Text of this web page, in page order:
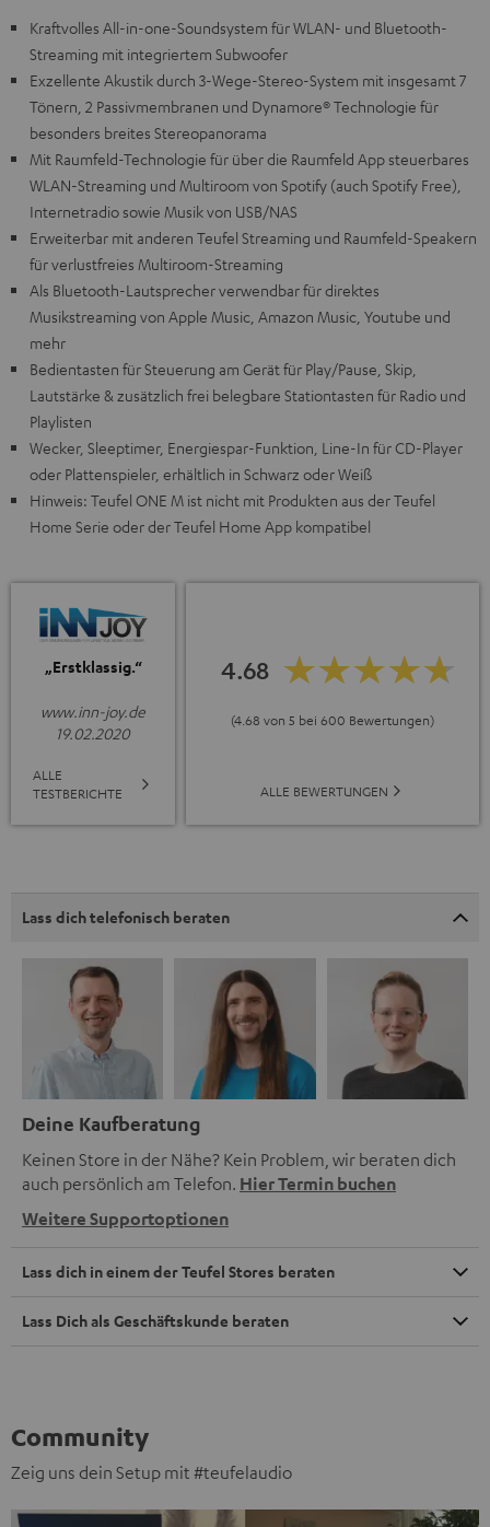
Kraftvolles All-in-one-Soundsystem für WLAN- und Bluetooth-
Streaming mit integriertem Subwoofer
Exzellente Akustik durch 3-Wege-Stereo-System mit insgesamt 7
Tönern, 2 Passivmembranen und Dynamore® Technologie für
besonders breites Stereopanorama
Mit Raumfeld-Technologie für über die Raumfeld App steuerbares
WLAN-Streaming und Multiroom von Spotify (auch Spotify Free),
Internetradio sowie Musik von USB/NAS
Erweiterbar mit anderen Teufel Streaming und Raumfeld-Speakern
für verlustfreies Multiroom-Streaming
Als Bluetooth-Lautsprecher verwendbar für direktes
Musikstreaming von Apple Music, Amazon Music, Youtube und
mehr
Bedientasten für Steuerung am Gerät für Play/Pause, Skip,
Lautstärke & zusätzlich frei belegbare Stationtasten für Radio und
Playlisten
Wecker, Sleeptimer, Energiespar-Funktion, Line-In für CD-Player
oder Plattenspieler, erhältlich in Schwarz oder Weiß
Hinweis: Teufel ONE M ist nicht mit Produkten aus der Teufel
Home Serie oder der Teufel Home App kompatibel
„Erstklassig.“
www.inn-joy.de
19.02.2020
ALLE
TESTBERICHTE
4.68
(4.68 von 5 bei 600 Bewertungen)
ALLE BEWERTUNGEN
Lass dich telefonisch beraten
Deine Kaufberatung
Keinen Store in der Nähe? Kein Problem, wir beraten dich
auch persönlich am Telefon. Hier Termin buchen
Weitere Supportoptionen
Lass dich in einem der Teufel Stores beraten
Lass Dich als Geschäftskunde beraten
Community
Zeig uns dein Setup mit #teufelaudio